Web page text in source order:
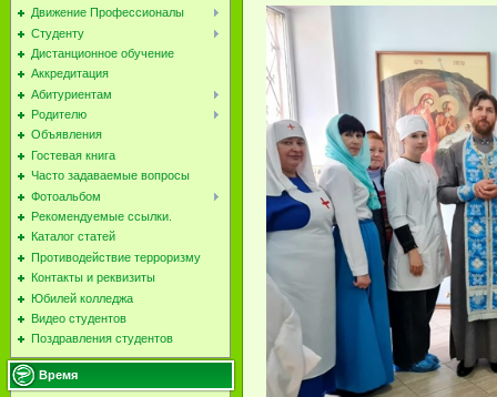
Движение Профессионалы
Студенту
Дистанционное обучение
Аккредитация
Абитуриентам
Родителю
Объявления
Гостевая книга
Часто задаваемые вопросы
Фотоальбом
Рекомендуемые ссылки.
Каталог статей
Противодействие терроризму
Контакты и реквизиты
Юбилей колледжа
Видео студентов
Поздравления студентов
Время